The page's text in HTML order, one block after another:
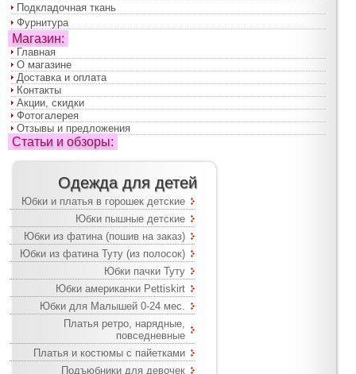
Подкладочная ткань
Фурнитура
Магазин:
Главная
О магазине
Доставка и оплата
Контакты
Акции, скидки
Фотогалерея
Отзывы и предложения
Статьи и обзоры:
Одежда для детей
Юбки и платья в горошек детские
Юбки пышные детские
Юбки из фатина (пошив на заказ)
Юбки из фатина Туту (из полосок)
Юбки пачки Туту
Юбки американки Pettiskirt
Юбки для Малышей 0-24 мес.
Платья ретро, нарядные,
повседневные
Платья и костюмы с пайетками
Подъюбники для девочек